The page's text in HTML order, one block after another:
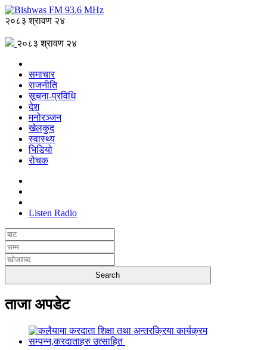
२०८३ श्रावण २४
२०८३ श्रावण २४
समाचार
राजनीति
सूचना-प्रविधि
देश
मनोरञ्जन
खेलकुद
स्वास्थ्य
भिडियो
रोचक
Listen Radio
ताजा अपडेट